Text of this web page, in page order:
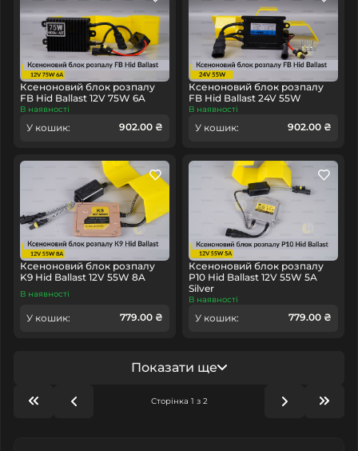
Ксеноновий блок розпалу
FB Hid Ballast 12V 75W 6A
В наявності
У кошик: 902.00 ₴
Ксеноновий блок розпалу
FB Hid Ballast 24V 55W
В наявності
У кошик: 902.00 ₴
Ксеноновий блок розпалу
K9 Hid Ballast 12V 55W 8A
В наявності
У кошик: 779.00 ₴
Ксеноновий блок розпалу
P10 Hid Ballast 12V 55W 5A
Silver
В наявності
У кошик: 779.00 ₴
Показати ще
Сторінка 1 з 2